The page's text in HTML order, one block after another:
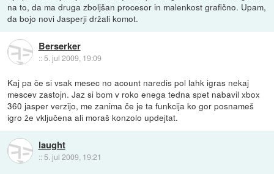
na to, da ma druga zboljšan procesor in malenkost grafično. Upam,
da bojo novi Jasperji držali komot.
Berserker
::5. jul 2009, 19:09
Kaj pa če si vsak mesec no acount naredis pol lahk igras nekaj
mescev zastojn. Jaz si bom v roko enega tedna spet nabavil xbox
360 jasper verzijo, me zanima če je ta funkcija ko gor posnameš
igro že vključena ali moraš konzolo updejtat.
laught
:: 5. jul 2009, 19:21